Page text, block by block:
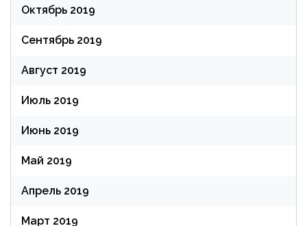
Октябрь 2019
Сентябрь 2019
Август 2019
Июль 2019
Июнь 2019
Май 2019
Апрель 2019
Март 2019